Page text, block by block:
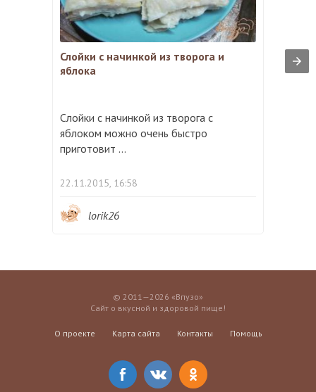
Слойки с начинкой из творога и
яблока
Слойки с начинкой из творога с
яблоком можно очень быстро
приготовит ...
22.11.2015, 16:58
lorik26
© 2011—2026 «Впузо»
Сайт о вкусной и здоровой пище!
О проекте Карта сайта Контакты Помощь